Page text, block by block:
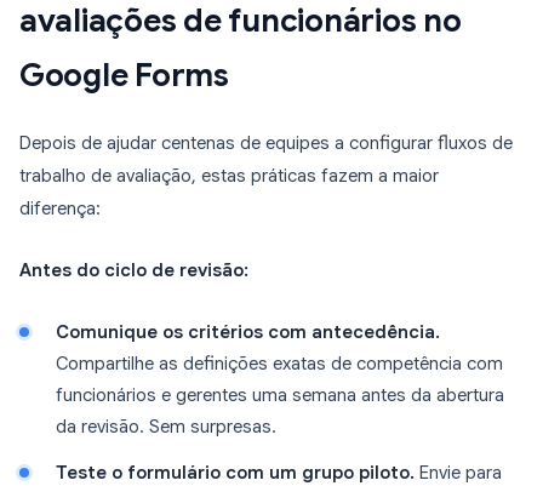
avaliações de funcionários no
Google Forms
Depois de ajudar centenas de equipes a configurar fluxos de
trabalho de avaliação, estas práticas fazem a maior
diferença:
Antes do ciclo de revisão:
Comunique os critérios com antecedência.
Compartilhe as definições exatas de competência com
funcionários e gerentes uma semana antes da abertura
da revisão. Sem surpresas.
Teste o formulário com um grupo piloto. Envie para